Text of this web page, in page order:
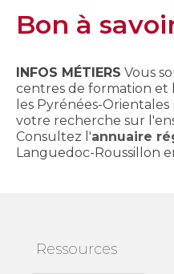
Bon à
INFOS MÉTIERS Vous
centres de formation et
les Pyrénées-
votre recherche sur
Consultez l'annuaire
Languedoc-Roussillon
Ressources